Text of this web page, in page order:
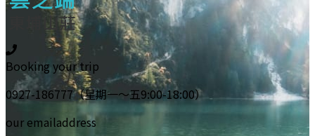
Booking your trip
0927-186777（星期一～五9:00-18:00）
our emailaddress